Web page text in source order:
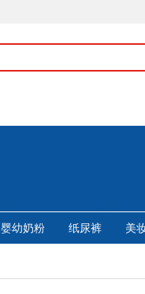
婴幼奶粉 纸尿裤 美